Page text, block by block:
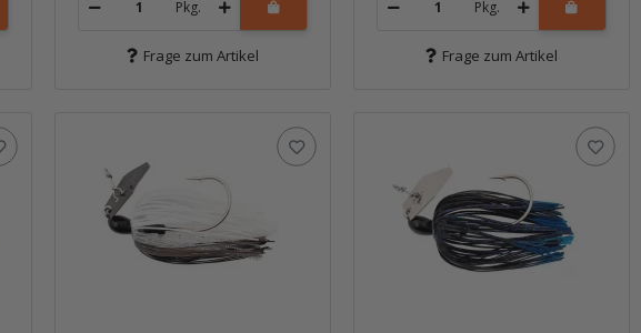
Pkg.
Frage zum Artikel
Pkg.
Frage zum Artikel